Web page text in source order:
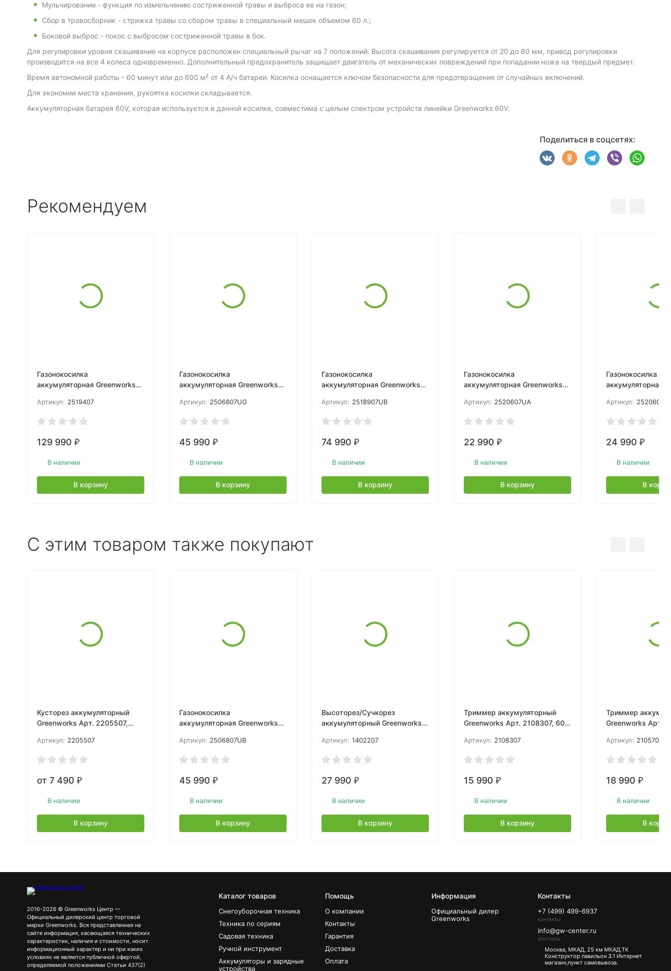
Мульчирование - функция по измельчению состриженной травы и выброса ее на газон;
Сбор в травосборник - стрижка травы со сбором травы в специальный мешок объемом 60 л.;
Боковой выброс - покос с выбросом состриженной травы в бок.
Для регулировки уровня скашивание на корпусе расположен специальный рычаг на 7 положений. Высота скашивания регулируется от 20 до 80 мм, привод регулировки
производится на все 4 колеса одновременно. Дополнительный предохранитель защищает двигатель от механических повреждений при попадании ножа на твердый предмет.
Время автономной работы - 60 минут или до 600 м² от 4 А/ч батареи. Косилка оснащается ключом безопасности для предотвращения от случайных включений.
Для экономии места хранения, рукоятка косилки складывается.
Аккумуляторная батарея 60V, которая используется в данной косилке, совместима с целым спектром устройств линейки Greenworks 60V.
Поделиться в соцсетях:
Рекомендуем
Газонокосилка
аккумуляторная Greenworks
алюминиевой декой,
самоходная, бесщеточная,
без АКБ и ЗУ
Артикул: 2519407
129 990 ₽
В наличии
В корзину
Газонокосилка
аккумуляторная Greenworks
самоходная, бесщеточная, c
1хАКБ 5 Ач и ЗУ
Артикул: 2506807UG
45 990 ₽
В наличии
В корзину
Газонокосилка
аккумуляторная Greenworks
бесщеточная, с 1хАКБ 5 Ач и
ЗУ
Артикул: 2518907UB
74 990 ₽
В наличии
В корзину
Газонокосилка
аккумуляторная Greenworks
бесщеточная, c 1хАКБ 2Ач
Артикул: 2520607UA
22 990 ₽
В наличии
В корзину
Газонокосилка
аккумуляторная
бесщеточная, c
Артикул:
24 990 ₽
В наличии
В
C этим товаром также покупают
Кусторез аккумуляторный
Greenworks Арт. 2205507,
Артикул: 2205507
от 7 490 ₽
В наличии
В корзину
Газонокосилка
аккумуляторная Greenworks
самоходная, бесщеточная, c
1хАКБ 4 Ач и ЗУ
Артикул: 2506807UB
45 990 ₽
В наличии
В корзину
Высоторез/Сучкорез
аккумуляторный Greenworks
бесщеточный, без АКБ и ЗУ
Артикул: 1402207
27 990 ₽
В наличии
В корзину
Триммер аккумуляторный
Greenworks Арт. 2108307, 60V,
и ЗУ
Артикул: 2108307
15 990 ₽
В наличии
В корзину
Триммер
Greenworks Арт.
и ЗУ
Артикул: 2105707
18 990 ₽
В наличии
В
2016-2026 © Greenworks Центр —
Официальный дилерский центр торговой
марки Greenworks. Вся представленная на
сайте информация, касающаяся технических
характеристик, наличия и стоимости, носит
информационный характер и ни при каких
условиях не является публичной офертой,
определяемой положениями Статьи 437(2)
Каталог товаров
Снегоуборочная техника
Техника по сериям
Садовая техника
Ручной инструмент
Аккумуляторы и зарядные
устройства
Помощь
О компании
Контакты
Гарантия
Доставка
Оплата
Информация
Официальный дилер
Greenworks
Контакты
+7 (499) 499-6937
контакты
info@gw-center.ru
контакты
Москва, МКАД, 25 км МКАД,ТК
Конструктор павильон З.1 Интернет
магазин,пункт самовывоза.